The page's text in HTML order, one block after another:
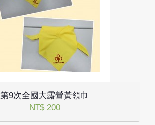
第9次全國大露營黃領巾
NT$ 200